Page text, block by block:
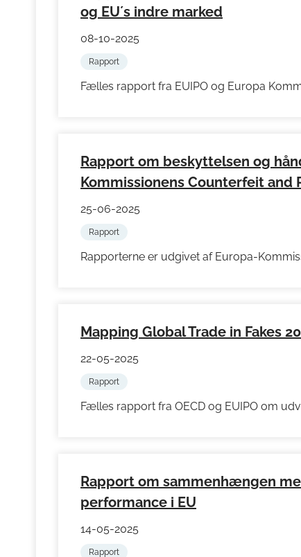
og EU´s indre marked
08-10-2025
Rapport
Fælles rapport fra EUIPO og Europa
Rapport om beskyttelsen og
Kommissionens Counterfeit and
25-06-2025
Rapport
Rapporterne er udgivet af Europa-
Mapping Global Trade in Fakes
22-05-2025
Rapport
Fælles rapport fra OECD og EUIPO om
Rapport om sammenhængen
performance i EU
14-05-2025
Rapport